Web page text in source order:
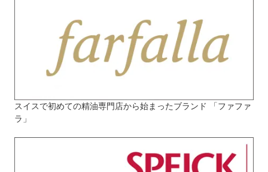
スイスで初めての精油専門店から始まったブランド 「ファファ
ラ」